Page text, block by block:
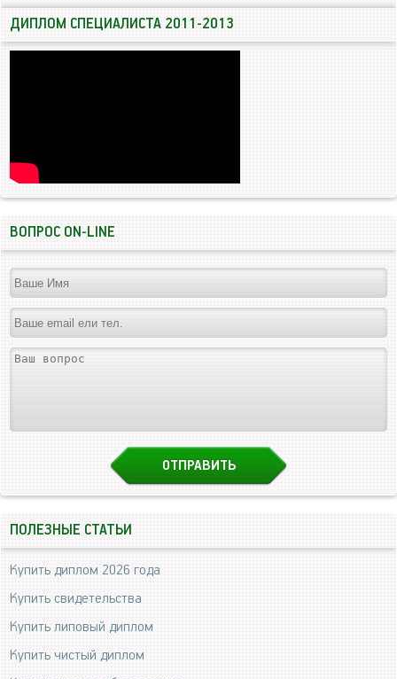
ДИПЛОМ СПЕЦИАЛИСТА 2011-2013
ВОПРОС ON-LINE
ПОЛЕЗНЫЕ СТАТЬИ
Купить диплом 2026 года
Купить свидетельства
Купить липовый диплом
Купить чистый диплом